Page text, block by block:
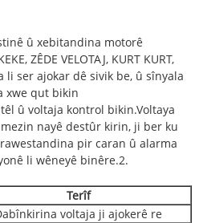
û xebitandina motorê
ZÊDE VELOTAJ, KURT KURT,
li ser ajokar dê sivik be, û sînyala
xwe qut bikin
û voltaja kontrol bikin.Voltaya
nayê destûr kirin, ji ber ku
pir caran û alarma
li wêneyê binêre.2.
Terîf
voltaja ji ajokerê re